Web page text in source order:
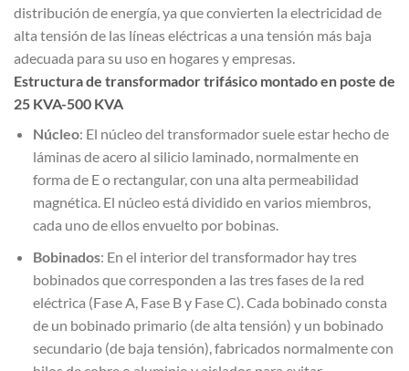
distribución de energía, ya que convierten la electricidad de
alta tensión de las líneas eléctricas a una tensión más baja
adecuada para su uso en hogares y empresas.
Estructura de transformador trifásico montado en poste de
25 KVA-500 KVA
Núcleo: El núcleo del transformador suele estar hecho de
láminas de acero al silicio laminado, normalmente en
forma de E o rectangular, con una alta permeabilidad
magnética. El núcleo está dividido en varios miembros,
cada uno de ellos envuelto por bobinas.
Bobinados: En el interior del transformador hay tres
bobinados que corresponden a las tres fases de la red
eléctrica (Fase A, Fase B y Fase C). Cada bobinado consta
de un bobinado primario (de alta tensión) y un bobinado
secundario (de baja tensión), fabricados normalmente con